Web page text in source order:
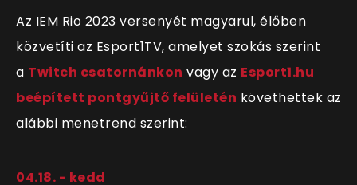
Az IEM Rio 2023 versenyét magyarul, élőben
közvetíti az Esport1TV, amelyet szokás szerint
a Twitch csatornánkon vagy az Esport1.hu
beépített pontgyűjtő felületén követhettek az
alábbi menetrend szerint:
04.18. - kedd